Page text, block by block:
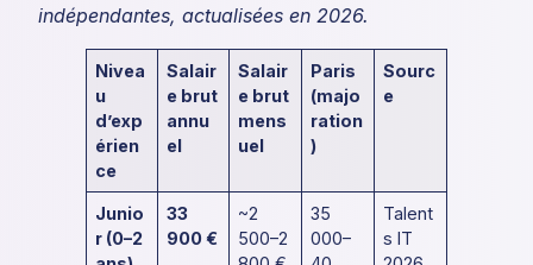
indépendantes, actualisées en 2026.
Nivea
u
d’exp
érien
ce
Salair
e brut
annu
el
Salair
e brut
mens
uel
Paris
(majo
ration
)
Sourc
e
Junio
r (0–2
33
900 €
~2
500–2
35
000–
Talent
s IT